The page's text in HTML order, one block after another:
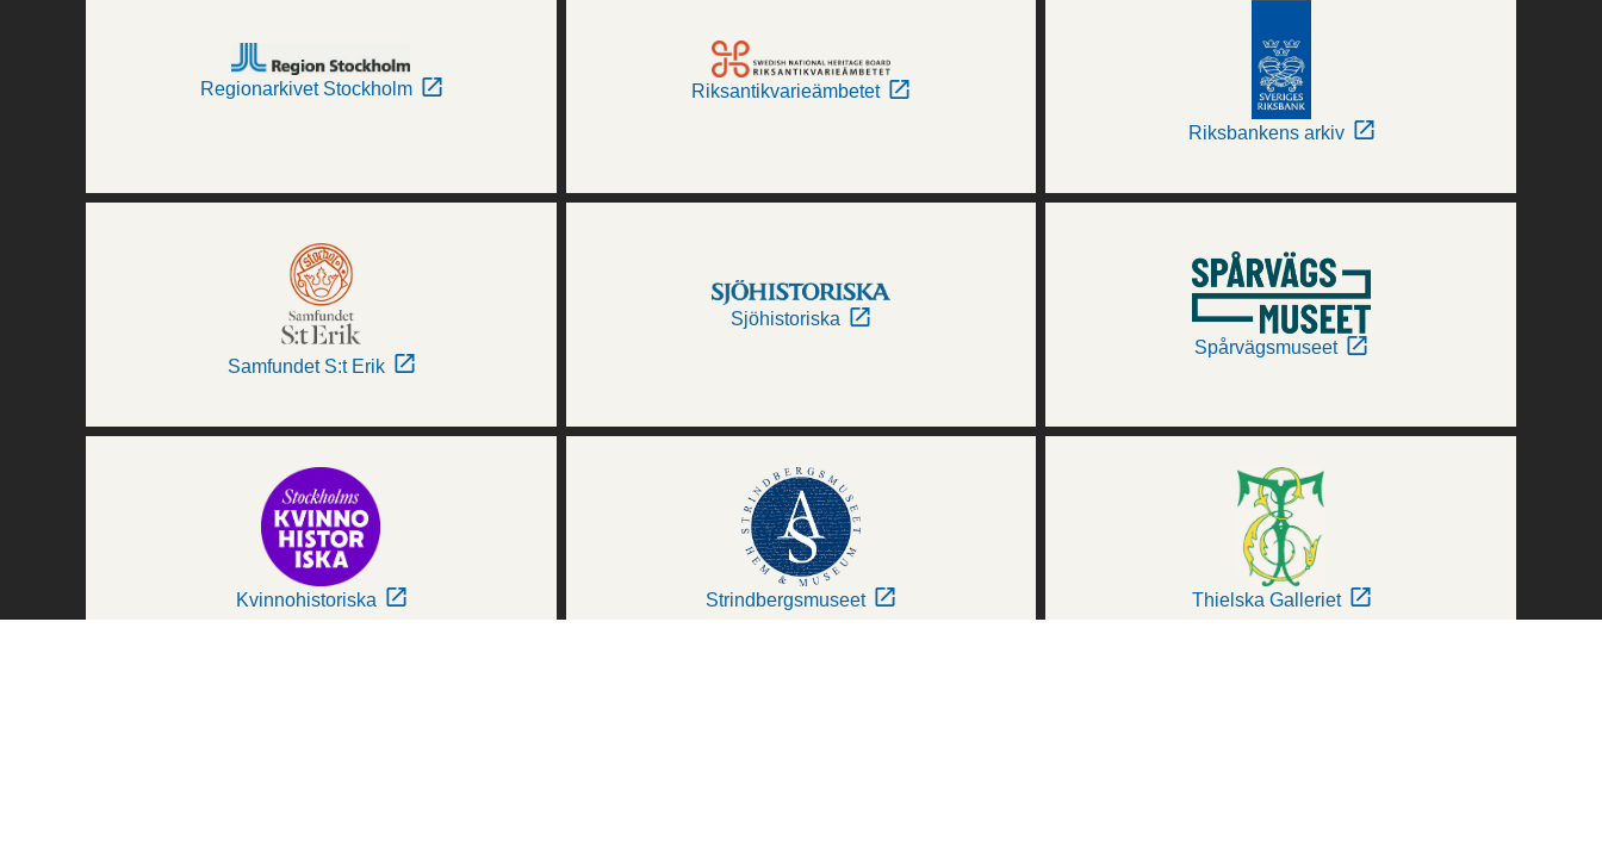
Regionarkivet Stockholm Riksantikvarieämbetet
Riksbankens arkiv
Samfundet S:t Erik
Sjöhistoriska
Spårvägsmuseet
Kvinnohistoriska Strindbergsmuseet Thielska Galleriet